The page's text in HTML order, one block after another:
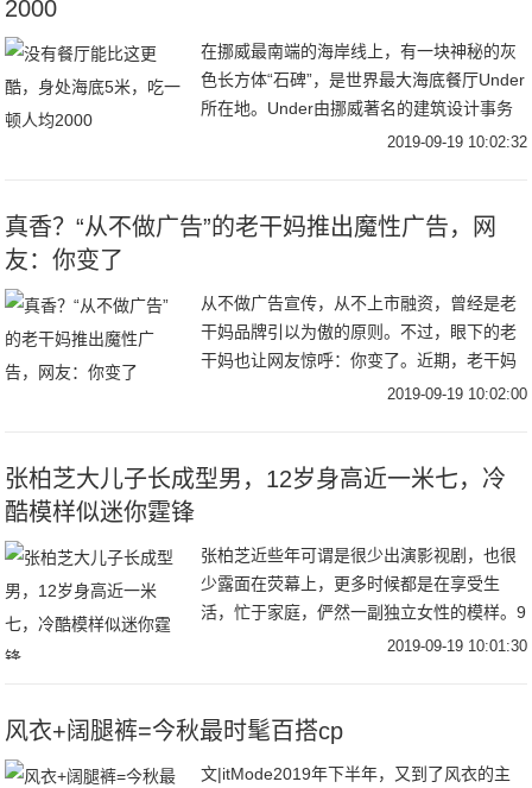
2000
在挪威最南端的海岸线上，有一块神秘的灰
色长方体“石碑”，是世界最大海底餐厅Under
所在地。Under由挪威著名的建筑设计事务
所Snøhetta 操刀设计。建筑内底部还有一整
2019-09-19 10:02:32
真香？“从不做广告”的老干妈推出魔性广告，网
友：你变了
从不做广告宣传，从不上市融资，曾经是老
干妈品牌引以为傲的原则。不过，眼下的老
干妈也让网友惊呼：你变了。近期，老干妈
凭借一则魔性十足的广告走红网络。不仅如
2019-09-19 10:02:00
张柏芝大儿子长成型男，12岁身高近一米七，冷
酷模样似迷你霆锋
张柏芝近些年可谓是很少出演影视剧，也很
少露面在荧幕上，更多时候都是在享受生
活，忙于家庭，俨然一副独立女性的模样。9
月18日，张柏芝在社交平台分享了自己出海
2019-09-19 10:01:30
风衣+阔腿裤=今秋最时髦百搭cp
文|itMode2019年下半年，又到了风衣的主